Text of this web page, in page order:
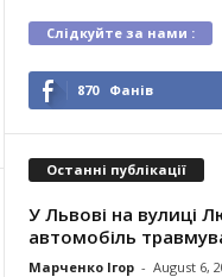
Слідкуйте за нами :
870 Фанів
Останні публікації
У Львові на вулиці
автомобіль
Марченко Ігор - August 6,